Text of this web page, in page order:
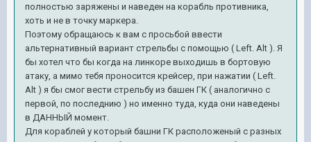
полностью заряжены и наведен на корабль противника,
хоть и не в точку маркера.
Поэтому обращаюсь к вам с просьбой ввести
альтернативный вариант стрельбы с помощью ( Left. Alt ). Я
бы хотел что бы когда на линкоре выходишь в бортовую
атаку, а мимо тебя проносится крейсер, при нажатии ( Left.
Alt ) я бы смог вести стрельбу из башен ГК ( аналогично с
первой, по последнию ) но именно туда, куда они наведены
в ДАННЫЙ момент.
Для кораблей у который башни ГК расположеный с разных